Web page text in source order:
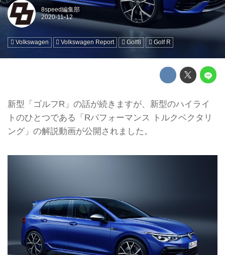
8speed編集部
Volkswagen Volkswagen Report Golf8 Golf R
新型「ゴルフR」の話が続きますが、新型のハイライ
トのひとつである「Rパフォーマンス トルクベクタリ
ング」の解説動画が公開されました。